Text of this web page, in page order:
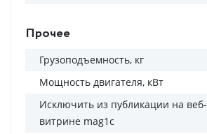
Прочее
Грузоподъемность, кг
Мощность двигателя, кВт
Исключить из публикации на веб-
витрине mag1c